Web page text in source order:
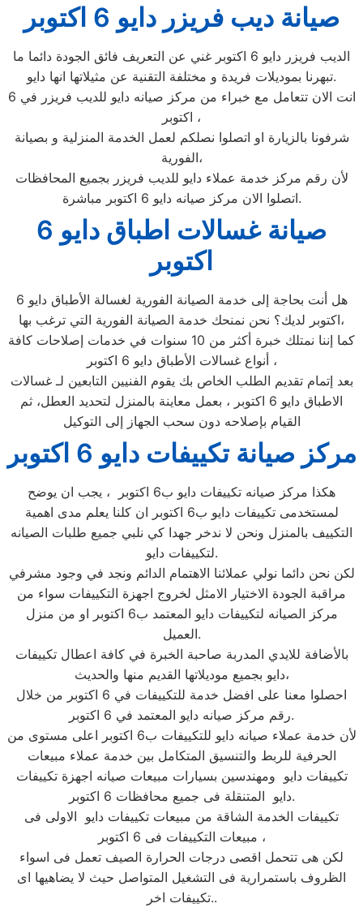
صيانة ديب فريزر دايو 6 اكتوبر
الديب فريزر دايو 6 اكتوبر غني عن التعريف فائق الجودة دائما ما
تبهرنا بموديلات فريدة و مختلفة التقنية عن مثيلاتها انها دايو.
انت الان تتعامل مع خبراء من مركز صيانه دايو للديب فريزر في 6
اكتوبر ،
شرفونا بالزيارة او اتصلوا نصلكم لعمل الخدمة المنزلية و بصيانة
الفورية،
لأن رقم مركز خدمة عملاء دايو للديب فريزر بجميع المحافظات
اتصلوا الان مركز صيانه دايو 6 اكتوبر مباشرة.
صيانة غسالات اطباق دايو 6
اكتوبر
هل أنت بحاجة إلى خدمة الصيانة الفورية لغسالة الأطباق دايو 6
اكتوبر لديك؟ نحن نمنحك خدمة الصيانة الفورية التي ترغب بها،
كما إننا نمتلك خبرة أكثر من 10 سنوات في خدمات إصلاحات كافة
أنواع غسالات الأطباق دايو 6 اكتوبر ،
بعد إتمام تقديم الطلب الخاص بك يقوم الفنيين التابعين لـ غسالات
الاطباق دايو 6 اكتوبر ، بعمل معاينة بالمنزل لتحديد العطل، ثم
القيام بإصلاحه دون سحب الجهاز إلى التوكيل
مركز صيانة تكييفات دايو 6 اكتوبر
هكذا مركز صيانه تكييفات دايو ب6 اكتوبر ، يجب ان يوضح
لمستخدمى تكييفات دايو ب6 اكتوبر ان كلنا يعلم مدى اهمية
التكييف بالمنزل ونحن لا ندخر جهدا كي نلبي جميع طلبات الصيانه
لتكييفات دايو.
لكن نحن دائما نولي عملائنا الاهتمام الدائم ونجد في وجود مشرفي
مراقبة الجودة الاختيار الامثل لخروج اجهزة التكييفات سواء من
مركز الصيانه لتكييفات دايو المعتمد ب6 اكتوبر او من منزل
العميل.
بالأضافة للايدي المدربة صاحبة الخبرة في كافة اعطال تكييفات
دايو بجميع موديلاتها القديم منها والحديث،
احصلوا معنا على افضل خدمة للتكييفات في 6 اكتوبر من خلال
رقم مركز صيانه دايو المعتمد في 6 اكتوبر.
لأن خدمة عملاء صيانه دايو للتكييفات ب6 اكتوبر اعلى مستوى من
الحرفية للربط والتنسيق المتكامل بين خدمة عملاء مبيعات
تكييفات دايو ومهندسين بسيارات مبيعات صيانه اجهزة تكييفات
دايو المتنقلة فى جميع محافظات 6 اكتوبر.
تكييفات الخدمة الشاقة من مبيعات تكييفات دايو الاولى فى
مبيعات التكييفات فى 6 اكتوبر ،
لكن هى تتحمل اقصى درجات الحرارة الصيف تعمل فى اسواء
الظروف باستمرارية فى التشغيل المتواصل حيث لا يضاهيها اى
تكييفات اخر..